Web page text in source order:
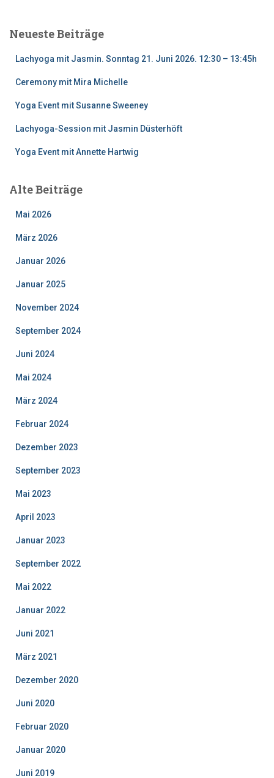
Neueste Beiträge
Lachyoga mit Jasmin. Sonntag 21. Juni 2026. 12:30 – 13:45h
Ceremony mit Mira Michelle
Yoga Event mit Susanne Sweeney
Lachyoga-Session mit Jasmin Düsterhöft
Yoga Event mit Annette Hartwig
Alte Beiträge
Mai 2026
März 2026
Januar 2026
Januar 2025
November 2024
September 2024
Juni 2024
Mai 2024
März 2024
Februar 2024
Dezember 2023
September 2023
Mai 2023
April 2023
Januar 2023
September 2022
Mai 2022
Januar 2022
Juni 2021
März 2021
Dezember 2020
Juni 2020
Februar 2020
Januar 2020
Juni 2019